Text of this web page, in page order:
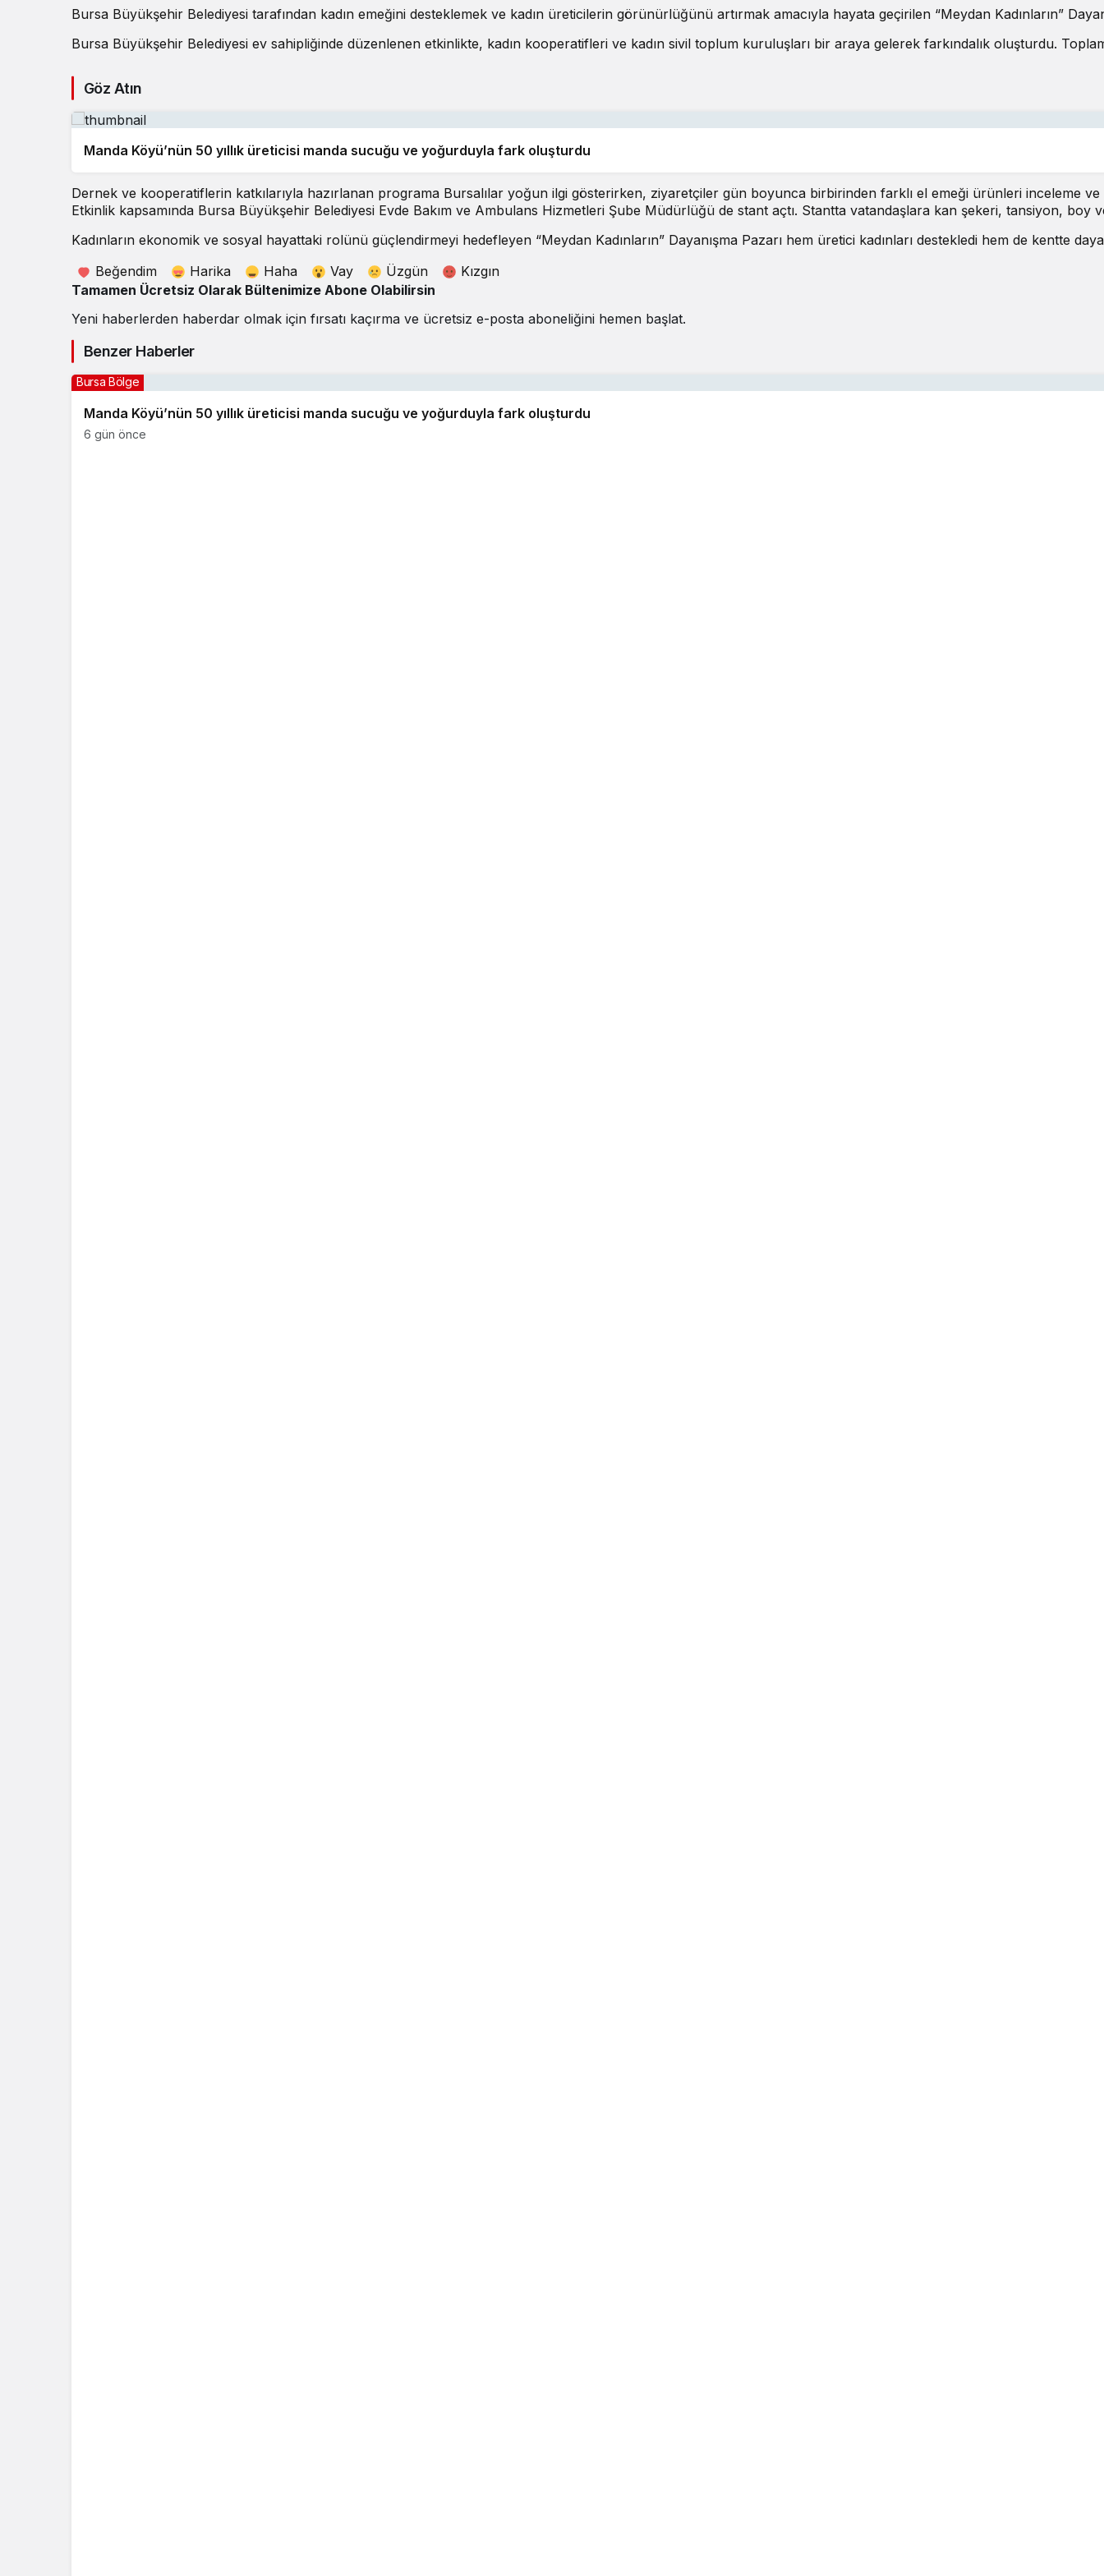
Bursa Büyükşehir Belediyesi tarafından kadın emeğini desteklemek ve kadın üreticilerin görünürlüğünü artırmak amacıyla hayata geçirilen “Meydan Kadınların”
Bursa Büyükşehir Belediyesi ev sahipliğinde düzenlenen etkinlikte, kadın kooperatifleri ve kadın sivil toplum kuruluşları bir araya gelerek farkındalık oluşturdu.
Göz Atın
Manda Köyü’nün 50 yıllık üreticisi manda sucuğu ve yoğurduyla fark oluşturdu
Dernek ve kooperatiflerin katkılarıyla hazırlanan programa Bursalılar yoğun ilgi gösterirken, ziyaretçiler gün boyunca birbirinden farklı el emeği ürünleri inceleme ve
Etkinlik kapsamında Bursa Büyükşehir Belediyesi Evde Bakım ve Ambulans Hizmetleri Şube Müdürlüğü de stant açtı. Stantta vatandaşlara kan şekeri, tansiyon, boy
Kadınların ekonomik ve sosyal hayattaki rolünü güçlendirmeyi hedefleyen “Meydan Kadınların” Dayanışma Pazarı hem üretici kadınları destekledi hem de kentte
Beğendim
Harika Haha Vay Üzgün
Kızgın
Tamamen Ücretsiz Olarak Bültenimize Abone Olabilirsin
Yeni haberlerden haberdar olmak için fırsatı kaçırma ve ücretsiz e-posta aboneliğini hemen başlat.
Benzer Haberler
Manda Köyü’nün 50 yıllık üreticisi manda sucuğu ve yoğurduyla fark oluşturdu
Bursa Bölge
6 gün önce